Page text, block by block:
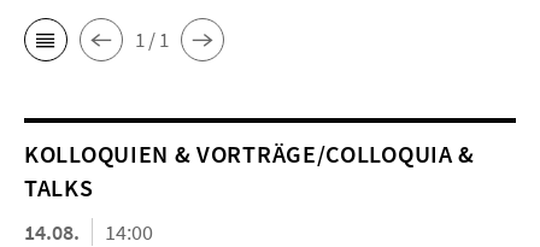
1 / 1
KOL­LO­QUIEN & VORTRÄGE/COLLOQUIA &
TALKS
14.08.
14:00